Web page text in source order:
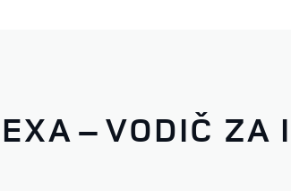
– VODIČ ZA